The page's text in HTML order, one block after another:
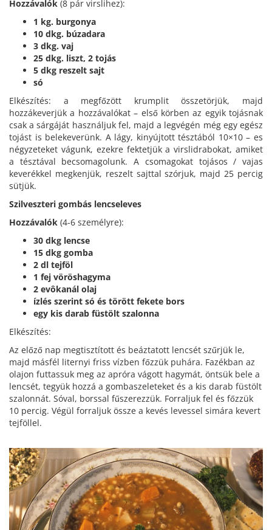
Hozzávalók (8 pár virslihez):
1 kg. burgonya
10 dkg. búzadara
3 dkg. vaj
25 dkg. liszt, 2 tojás
5 dkg reszelt sajt
só
Elkészítés: a megfőzött krumplit összetörjük, majd
hozzákeverjük a hozzávalókat – első körben az egyik tojásnak
csak a sárgáját használjuk fel, majd a legvégén még egy egész
tojást is belekeverünk. A lágy, kinyújtott tésztából 10×10 – es
négyzeteket vágunk, ezekre fektetjük a virslidrabokat, amiket
a tésztával becsomagolunk. A csomagokat tojásos / vajas
keverékkel megkenjük, reszelt sajttal szórjuk, majd 25 percig
sütjük.
Szilveszteri gombás lencseleves
Hozzávalók (4-6 személyre):
30 dkg lencse
15 dkg gomba
2 dl tejföl
1 fej vöröshagyma
2 evôkanál olaj
ízlés szerint só és törött fekete bors
egy kis darab füstölt szalonna
Elkészítés:
Az előző nap megtisztított és beáztatott lencsét szűrjük le,
majd másfél liternyi friss vízben főzzük puhára. Fazékban az
olajon futtassuk meg az apróra vágott hagymát, öntsük bele a
lencsét, tegyük hozzá a gombaszeleteket és a kis darab füstölt
szalonnát. Sóval, borssal fűszerezzük. Forraljuk fel és főzzük
10 percig. Végül forraljuk össze a kevés levessel simára kevert
tejföllel.